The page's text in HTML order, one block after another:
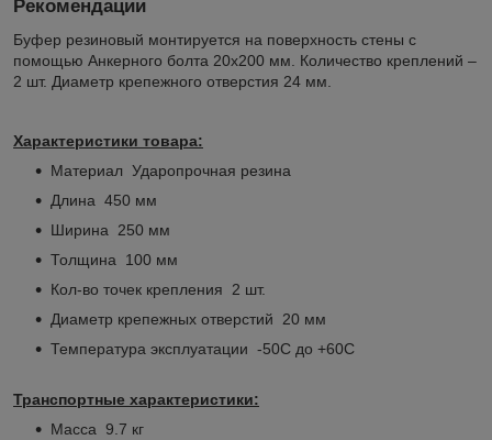
Рекомендации
Буфер резиновый монтируется на поверхность стены с
помощью Анкерного болта 20х200 мм. Количество креплений –
2 шт. Диаметр крепежного отверстия 24 мм.
Характеристики товара:
Материал Ударопрочная резина
Длина 450 мм
Ширина 250 мм
Толщина 100 мм
Кол-во точек крепления 2 шт.
Диаметр крепежных отверстий 20 мм
Температура эксплуатации -50С до +60С
Транспортные характеристики:
Масса 9.7 кг